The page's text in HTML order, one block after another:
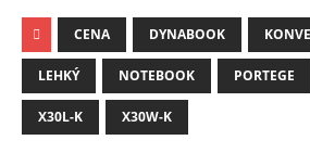
CENA DYNABOOK
LEHKÝ NOTEBOOK PORTEGE
X30L-K X30W-K